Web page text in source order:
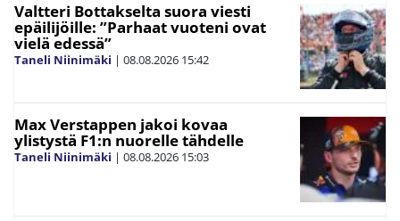
Valtteri Bottakselta suora viesti
epäilijöille: ”Parhaat vuoteni ovat
vielä edessä”
Taneli Niinimäki | 08.08.2026 15:42
Max Verstappen jakoi kovaa
ylistystä F1:n nuorelle tähdelle
Taneli Niinimäki | 08.08.2026 15:03